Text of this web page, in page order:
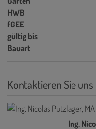
HWB
fGEE
gültig bis
Bauart
Kontaktieren Sie uns
Ing.